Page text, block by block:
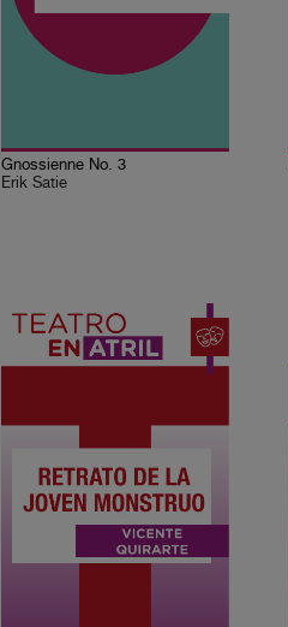
Gnossienne No. 3
Erik Satie